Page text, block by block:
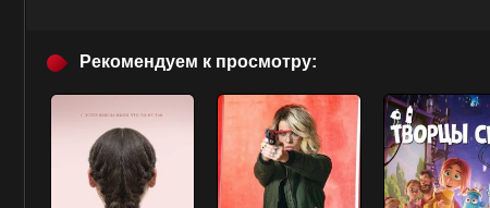
Рекомендуем к просмотру: